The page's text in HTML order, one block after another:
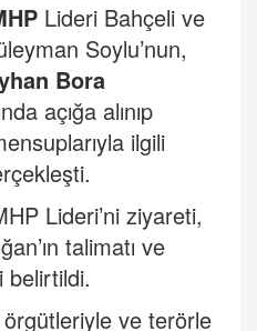
Lideri Bahçeli ve
Soylu’nun,
Bora
açığa alınıp
ilgili
Lideri’ni ziyareti,
talimatı ve
belirtildi.
ve terörle